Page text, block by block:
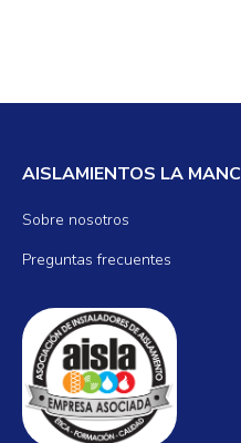
AISLAMIENTOS LA
Sobre nosotros
Preguntas frecuentes